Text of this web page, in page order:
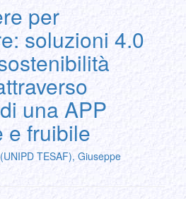
per
soluzioni 4.0
una APP
e fruibile
TESAF), Giuseppe